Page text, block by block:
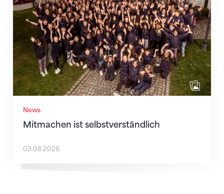
News
Mitmachen ist selbstverständlich
03.08.2026